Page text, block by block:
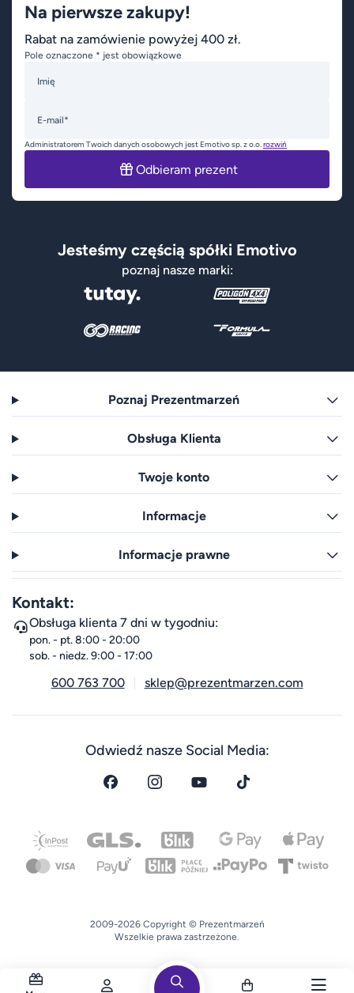
Na pierwsze zakupy!
Rabat na zamówienie powyżej 400 zł.
Pole oznaczone * jest obowiązkowe
Imię
E-mail*
Administratorem Twoich danych osobowych jest Emotivo sp. z o.o.rozwiń
Odbieram prezent
Jesteśmy częścią spółki Emotivo
poznaj nasze marki:
Poznaj Prezentmarzeń
Obsługa Klienta
Twoje konto
Informacje
Informacje prawne
Kontakt:
Obsługa klienta 7 dni w tygodniu:
pon. - pt. 8:00 - 20:00
sob. - niedz. 9:00 - 17:00
600 763 700 sklep@prezentmarzen.com
Odwiedź nasze Social Media:
2009-2026 Copyright © Prezentmarzeń
Wszelkie prawa zastrzeżone.